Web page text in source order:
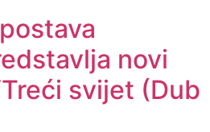
novi
svijet (Dub